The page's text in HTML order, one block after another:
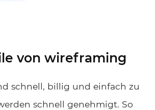
von wireframing
schnell, billig und einfach zu
schnell genehmigt. So